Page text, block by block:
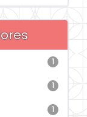
1
1
1